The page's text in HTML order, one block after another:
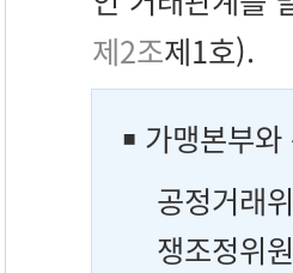
제2조제1호).
￭ 가맹본부
공정거래
쟁조정위